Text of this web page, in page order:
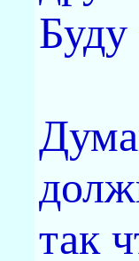
Буду
так